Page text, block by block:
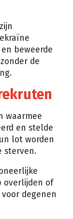
beweerde
de
waarmee
en stelde
lot worden
sterven.
overlijden of
degenen